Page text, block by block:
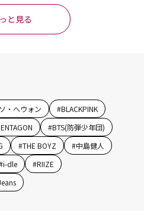
と見る
ソ・ヘウォン #BLACKPINK
#BTS(防弾少年団)
#THE BOYZ #中島健人
i-dle #RIIZE